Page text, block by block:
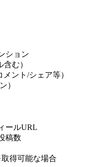
ション
む）
ント/シェア等）
）
ールURL
稿数
得可能な場合